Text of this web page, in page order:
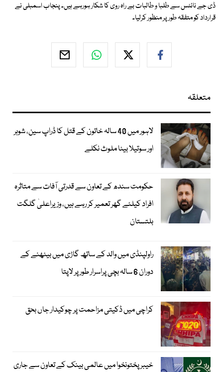
ڈی جے نائٹس سے طلبا و طالبات بے راہ روی کا شکار ہورہے ہیں۔ پنجاب اسمبلی نے
قرارداد کو متفقہ طور پر منظور کرلیا۔
متعلقہ
لاہور میں 40 سالہ خاتون کے قتل کا ڈراپ سین، شوہر
اور سوتیلا بیٹا ملوث نکلے
حکومت سندھ کے تعاون سے قدرتی آفات سے متاثرہ
افراد کیلئے گھر تعمیر کر رہے ہیں، وزیراعلیٰ گلگت
بلتستان
راولپنڈی میں والد کے ساتھ گاڑی میں بیٹھنے کے
دوران 6 سالہ بچی پراسرار طور پر لاپتا
کراچی میں ڈکیتی مزاحمت پر چوکیدار جاں بحق
خیبرپختونخوا میں عالمی بینک کے تعاون سے جاری